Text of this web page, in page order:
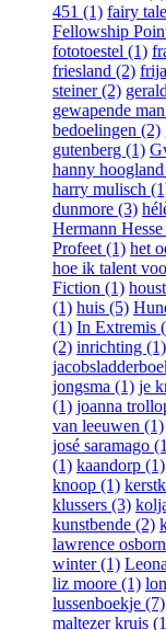
451 (1) fairy
Fellowship
fototoestel (1)
friesland (2)
steiner (2)
gewapende
bedoelingen (2)
gutenberg (1)
hanny
harry mulisch
dunmore (3)
Hermann
Profeet (1) het
hoe ik talent
Fiction (1)
(1) huis (5)
(1) In Extremis
(2) inrichting (1)
jongsma (1) je
(1) joanna
van leeuwen (1)
josé saramago
(1) kaandorp (1)
knoop (1)
klussers (3)
kunstbende (2)
lawrence
winter (1)
liz moore (1)
lussenboekje (7)
maltezer kruis